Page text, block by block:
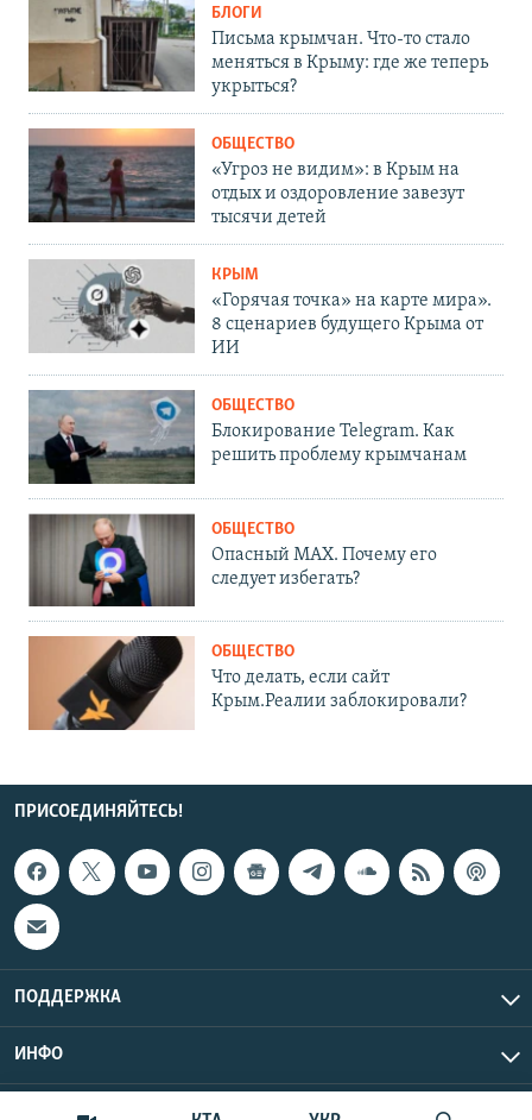
БЛОГИ
Письма крымчан. Что-то стало
меняться в Крыму: где же теперь
укрыться?
ОБЩЕСТВО
«Угроз не видим»: в Крым на
отдых и оздоровление завезут
тысячи детей
КРЫМ
«Горячая точка» на карте мира».
8 сценариев будущего Крыма от
ИИ
ОБЩЕСТВО
Блокирование Telegram. Как
решить проблему крымчанам
ОБЩЕСТВО
Опасный MAX. Почему его
следует избегать?
ОБЩЕСТВО
Что делать, если сайт
Крым.Реалии заблокировали?
ПРИСОЕДИНЯЙТЕСЬ!
ПОДДЕРЖКА
ИНФО